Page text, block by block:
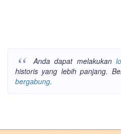
Anda dapat melakukan
historis yang lebih panjang.
bergabung.